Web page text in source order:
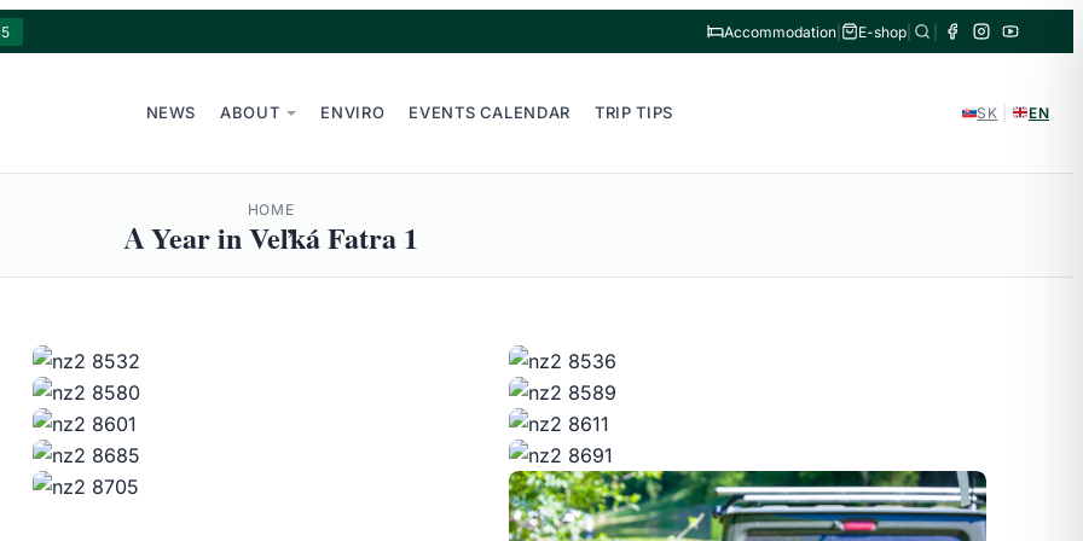
Accommodation E-shop
NEWS ABOUT ENVIRO EVENTS CALENDAR TRIP TIPS SK EN
HOME
A Year in Veľká Fatra 1